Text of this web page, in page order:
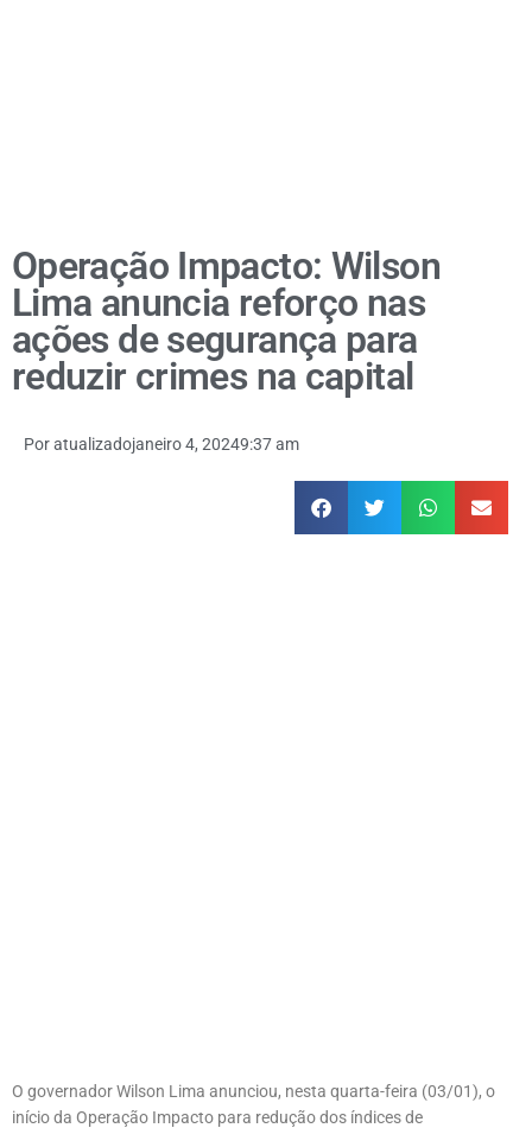
Operação Impacto: Wilson
Lima anuncia reforço nas
ações de segurança para
reduzir crimes na capital
Poratualizadojaneiro 4, 20249:37 am
O governador Wilson Lima anunciou, nesta quarta-feira (03/01), o
início da Operação Impacto para redução dos índices de